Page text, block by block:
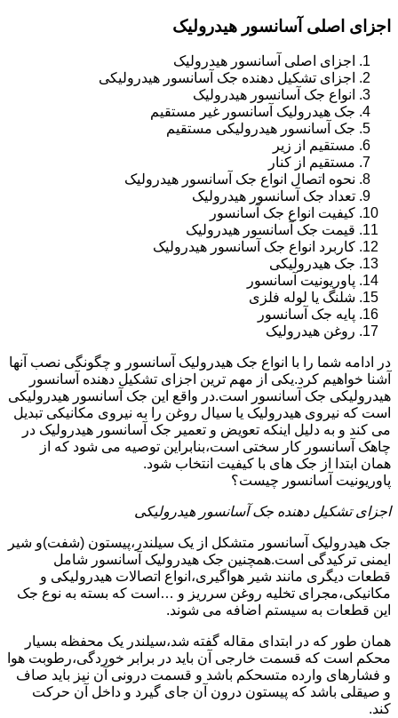
اجزای اصلی آسانسور هیدرولیک
اجزای اصلی آسانسور هیدرولیک
اجزای تشکیل دهنده جک آسانسور هیدرولیکی
انواع جک آسانسور هیدرولیک
جک هیدرولیک آسانسور غیر مستقیم
جک آسانسور هیدرولیکی مستقیم
مستقیم از زیر
مستقیم از کنار
نحوه اتصال انواع جک آسانسور هیدرولیک
تعداد جک آسانسور هیدرولیک
کیفیت انواع جک آسانسور
قیمت جک آسانسور هیدرولیک
کاربرد انواع جک آسانسور هیدرولیک
جک هیدرولیکی
پاوریونیت آسانسور
شلنگ یا لوله فلزی
پایه جک آسانسور
روغن هیدرولیک
در ادامه شما را با انواع جک هیدرولیک آسانسور و چگونگی نصب آنها
آشنا خواهیم کرد.یکی از مهم ترین اجزای تشکیل دهنده آسانسور
هیدرولیکی جک آسانسور است.در واقع این جک آسانسور هیدرولیکی
است که نیروی هیدرولیک یا سیال روغن را به نیروی مکانیکی تبدیل
می کند و به دلیل اینکه تعویض و تعمیر جک آسانسور هیدرولیک در
چاهک آسانسور کار سختی است،بنابراین توصیه می شود که از
همان ابتدا از جک های با کیفیت انتخاب شود.
پاوریونیت آسانسور چیست؟
اجزای تشکیل دهنده جک آسانسور هیدرولیکی
جک هیدرولیک آسانسور متشکل از یک سیلندر،پیستون (شفت)و شیر
ایمنی ترکیدگی است.همچنین جک هیدرولیک آسانسور شامل
قطعات دیگری مانند شیر هواگیری،انواع اتصالات هیدرولیکی و
مکانیکی،مجرای تخلیه روغن سرریز و …است که بسته به نوع جک
این قطعات به سیستم اضافه می شوند.
همان طور که در ابتدای مقاله گفته شد،سیلندر یک محفظه بسیار
محکم است که قسمت خارجی آن باید در برابر خوردگی،رطوبت هوا
و فشارهای وارده متسحکم باشد و قسمت درونی آن نیز باید صاف
و صیقلی باشد که پیستون درون آن جای گیرد و داخل آن حرکت
کند.